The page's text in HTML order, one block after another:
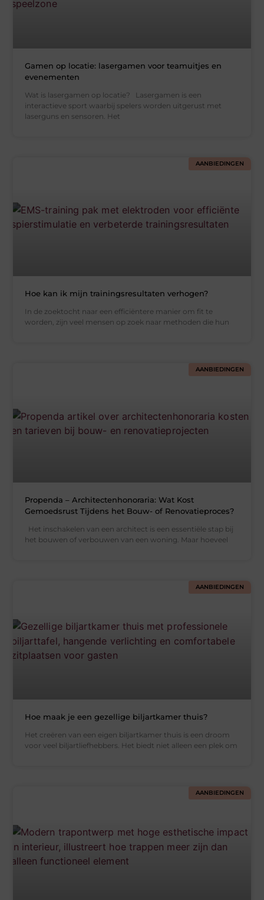
Gamen op locatie: lasergamen voor teamuitjes en
evenementen
Wat is lasergamen op locatie? Lasergamen is een
interactieve sport waarbij spelers worden uitgerust met
laserguns en sensoren. Het
AANBIEDINGEN
Hoe kan ik mijn trainingsresultaten verhogen?
In de zoektocht naar een efficiëntere manier om fit te
worden, zijn veel mensen op zoek naar methoden die hun
AANBIEDINGEN
Propenda – Architectenhonoraria: Wat Kost
Gemoedsrust Tijdens het Bouw- of Renovatieproces?
Het inschakelen van een architect is een essentiële stap bij
het bouwen of verbouwen van een woning. Maar hoeveel
AANBIEDINGEN
Hoe maak je een gezellige biljartkamer thuis?
Het creëren van een eigen biljartkamer thuis is een droom
voor veel biljartliefhebbers. Het biedt niet alleen een plek om
AANBIEDINGEN